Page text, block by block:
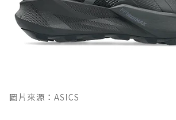
圖片來源：ASICS